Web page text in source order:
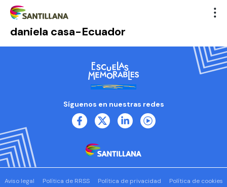
daniela casa-Ecuador
Síguenos en nuestras redes
Aviso legal Política de RRSS Política de privacidad
Política de cookies